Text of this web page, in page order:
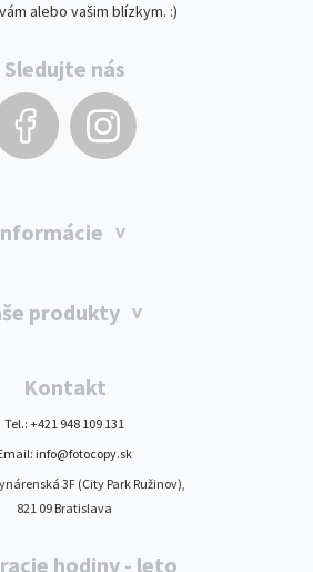
alebo vašim blízkym. :)
Sledujte nás
produkty
Kontakt
Tel.: +421 948 109 131
info@fotocopy.sk
3F (City Park Ružinov),
821 09 Bratislava
hodiny - leto